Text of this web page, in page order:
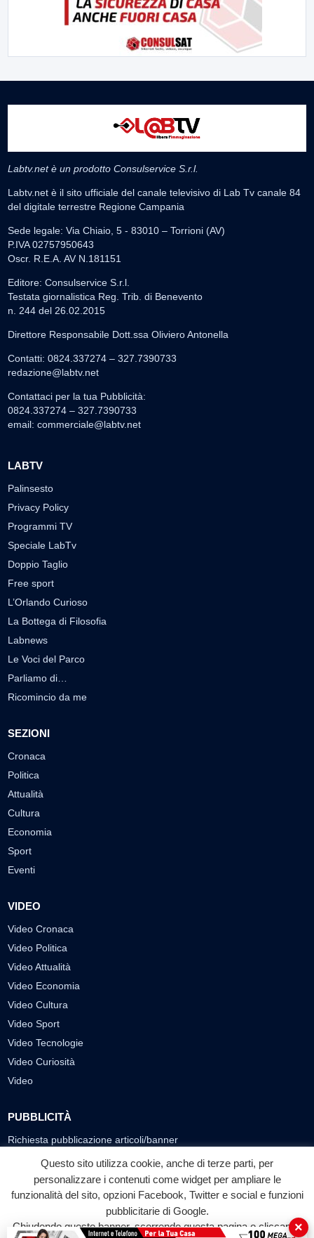
Labtv.net è un prodotto Consulservice S.r.l.
Labtv.net è il sito ufficiale del canale televisivo di Lab Tv canale 84
del digitale terrestre Regione Campania
Sede legale: Via Chiaio, 5 - 83010 – Torrioni (AV)
P.IVA 02757950643
Oscr. R.E.A. AV N.181151
Editore: Consulservice S.r.l.
Testata giornalistica Reg. Trib. di Benevento
n. 244 del 26.02.2015
Direttore Responsabile Dott.ssa Oliviero Antonella
Contatti: 0824.337274 – 327.7390733
redazione@labtv.net
Contattaci per la tua Pubblicità:
0824.337274 – 327.7390733
email: commerciale@labtv.net
LABTV
Palinsesto
Privacy Policy
Programmi TV
Speciale LabTv
Doppio Taglio
Free sport
L’Orlando Curioso
La Bottega di Filosofia
Labnews
Le Voci del Parco
Parliamo di…
Ricomincio da me
SEZIONI
Cronaca
Politica
Attualità
Cultura
Economia
Sport
Eventi
VIDEO
Video Cronaca
Video Politica
Video Attualità
Video Economia
Video Cultura
Video Sport
Video Tecnologie
Video Curiosità
Video
PUBBLICITÀ
Richiesta pubblicazione articoli/banner
SEGUICI SUI SOCIAL
f
Facebook
◎ ▶
YouTube
Questo sito utilizza cookie, anche di terze parti, per
personalizzare i contenuti come widget per ampliare le
funzionalità del sito, opzioni Facebook, Twitter e social e funzioni
pubblicitarie di Google.
Chiudendo questo banner, scorrendo questa pagina o cliccando
×